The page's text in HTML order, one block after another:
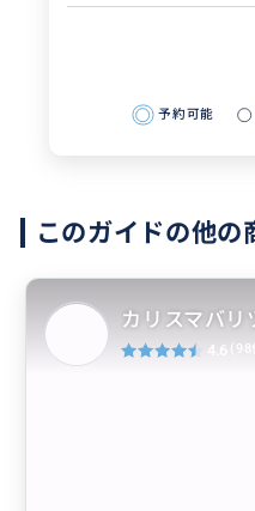
予約可能
このガイドの他の
カリスマバリ
4.6